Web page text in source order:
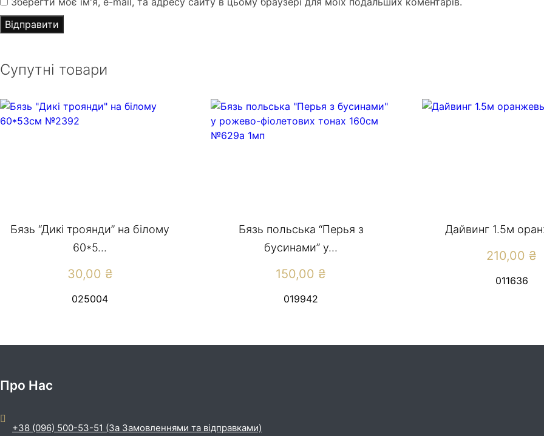
Супутні товари
Бязь “Дикі троянди” на білому
60*5...
30,00 ₴
025004
Бязь польська “Перья з
бусинами” у...
150,00 ₴
019942
Дайвинг 1.5м
210,00 ₴
011636
Про Нас
+38 (096) 500-53-51 (За Замовленнями та відправками)